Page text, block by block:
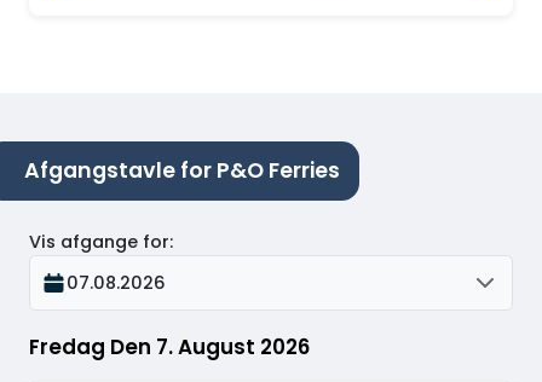
Afgangstavle for P&O Ferries
Fredag Den 7. August 2026
Vis afgange for:
07.08.2026